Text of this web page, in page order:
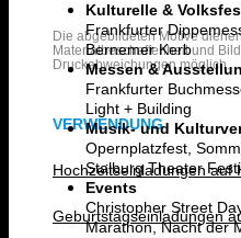
Die abgebildeten Motive
Materialbeschaffenheit und
Druckabweichungen möglich.
VERWENDUNG
Hochzeitseinladungen auf
Geburtstagseinladungen
Kulturelle &
Frankfurter
Bernemer Kerb
Messen &
Frankfurter
Light + Building
Musik- und
Opernplatzfest,
Stalburg Theater
Events
Christopher Street
Marathon, Nacht der